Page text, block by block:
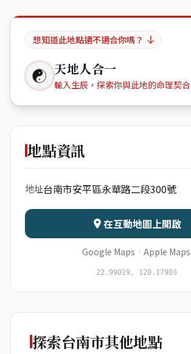
想知道此地點適不適合你嗎？
☯ 天地人合一
輸入生辰，探索你與此地的命理契合
日期 出生時辰
資料僅用於即時分析，不會儲
地點資訊
地址台南市安平區永華路二段300號
在互動地圖上開啟
Google Maps · Apple Maps
22.99019, 120.17903
探索台南市其他地點